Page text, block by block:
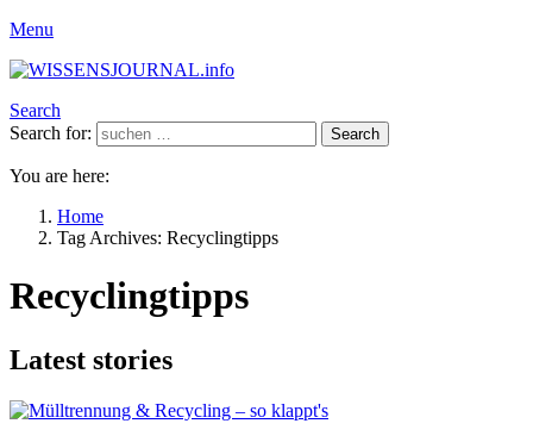
Menu
Search
Search for:
Search
You are here:
Home
Tag Archives: Recyclingtipps
Recyclingtipps
Latest stories